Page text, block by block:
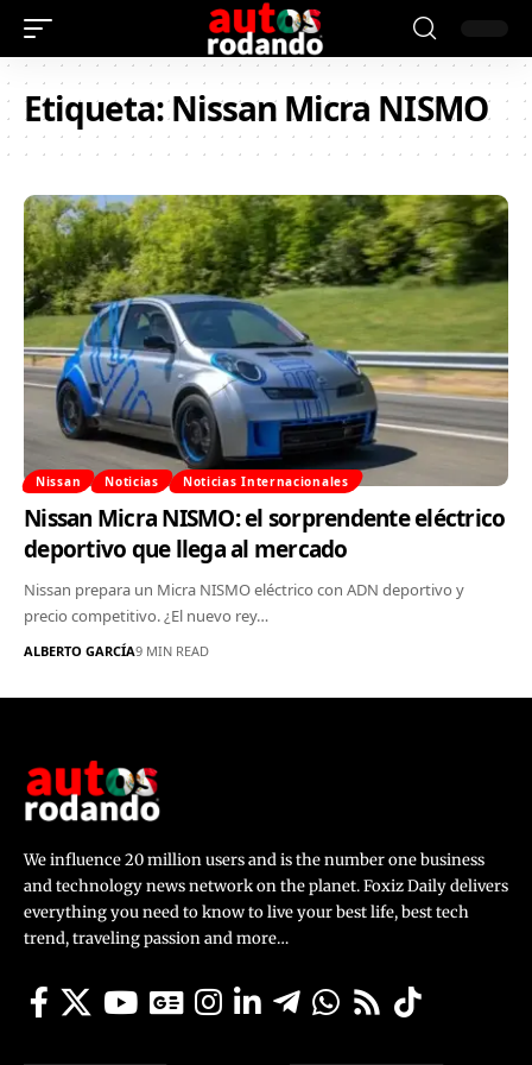
Etiqueta:Nissan Micra NISMO
Nissan Noticias Noticias Internacionales
Nissan Micra NISMO: el sorprendente eléctrico
deportivo que llega al mercado
Nissan prepara un Micra NISMO eléctrico con ADN deportivo y
precio competitivo. ¿El nuevo rey…
ALBERTO GARCÍA9 MIN READ
We influence 20 million users and is the number one business
and technology news network on the planet. Foxiz Daily delivers
everything you need to know to live your best life, best tech
trend, traveling passion and more…